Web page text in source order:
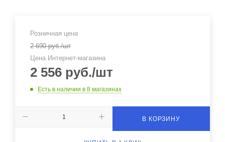
Розничная цена
2 690руб./шт
Цена Интернет-магазина
2 556 руб./шт
Есть в наличии в 8 магазинах
В КОРЗИНУ